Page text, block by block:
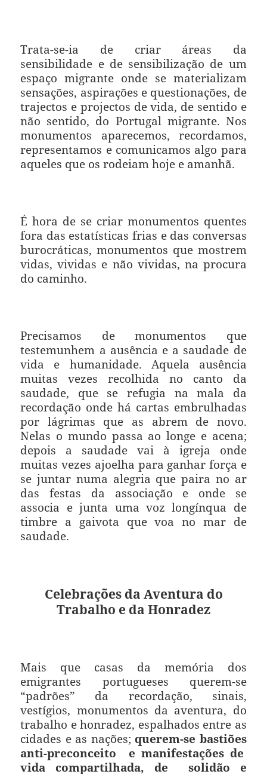
Trata-se-ia de criar áreas da
sensibilidade e de sensibilização de um
espaço migrante onde se materializam
sensações, aspirações e questionações, de
trajectos e projectos de vida, de sentido e
não sentido, do Portugal migrante. Nos
monumentos aparecemos, recordamos,
representamos e comunicamos algo para
aqueles que os rodeiam hoje e amanhã.
É hora de se criar monumentos quentes
fora das estatísticas frias e das conversas
burocráticas, monumentos que mostrem
vidas, vividas e não vividas, na procura
do caminho.
Precisamos de monumentos que
testemunhem a ausência e a saudade de
vida e humanidade.
Aquela ausência
muitas vezes recolhida no canto da
saudade, que se refugia na mala da
recordação onde há cartas embrulhadas
por lágrimas que as abrem de novo.
Nelas o mundo passa ao longe e acena;
depois a saudade vai à igreja onde
muitas vezes ajoelha para ganhar força e
se juntar numa alegria que paira no ar
das festas da associação e onde se
associa e junta uma voz longínqua de
timbre a gaivota que voa no mar de
saudade.
Celebrações da Aventura do
Trabalho e da Honradez
Mais que casas da memória dos
emigrantes portugueses querem-se
“padrões” da recordação, sinais,
vestígios, monumentos da aventura, do
trabalho e honradez, espalhados entre as
cidades e as nações; querem-se bastiões
anti-preconceito
e manifestações de
vida compartilhada, de
solidão e